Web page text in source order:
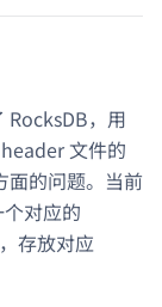
RocksDB，用
文件的
面的问题。当前
对应的
存放对应